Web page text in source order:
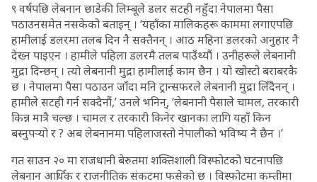
९ वर्षपछि लेबनान छाडेकी लिम्बूले डलर सटही नहुँदा नेपालमा पैसा
पठाउनसमेत नसकेको बताइन् । ‘यहाँका मालिकहरू काममा लगाएपछि
हामीलाई डलरमा तलब दिन नै सक्तैनन् । आठ महिना डलरको अनुहार नै
देख्न पाइएन । हामीले पहिला डलरमै तलब पाउँथ्यौं । उनीहरूले लेबनानी
मुद्रा दिन्छन् । त्यो लेबनानी मुद्रा हामीलाई काम छैन । यो खोस्टो बराबरकै
छ । नेपालमा पैसा पठाउन जाँदा मनि ट्रान्सफरले लेबनानी मुद्रा लिँदैनन् ।
हामीले सटही गर्न सक्दैनौं,’ उनले भनिन्, ‘लेबनानी पैसाले चामल, तरकारी
किन्न मात्रै चल्छ । चामल र तरकारी किनेर खानका लागि यहाँ किन
बस्नुपर्‍यो र ? अब लेबनानमा पहिलाजस्तो नेपालीको भविष्य नै छैन ।’
गत साउन २० मा राजधानी बेरुतमा शक्तिशाली विस्फोटको घटनापछि
लेबनान आर्थिक र राजनीतिक संकटमा फसेको छ । विस्फोटमा कम्तीमा